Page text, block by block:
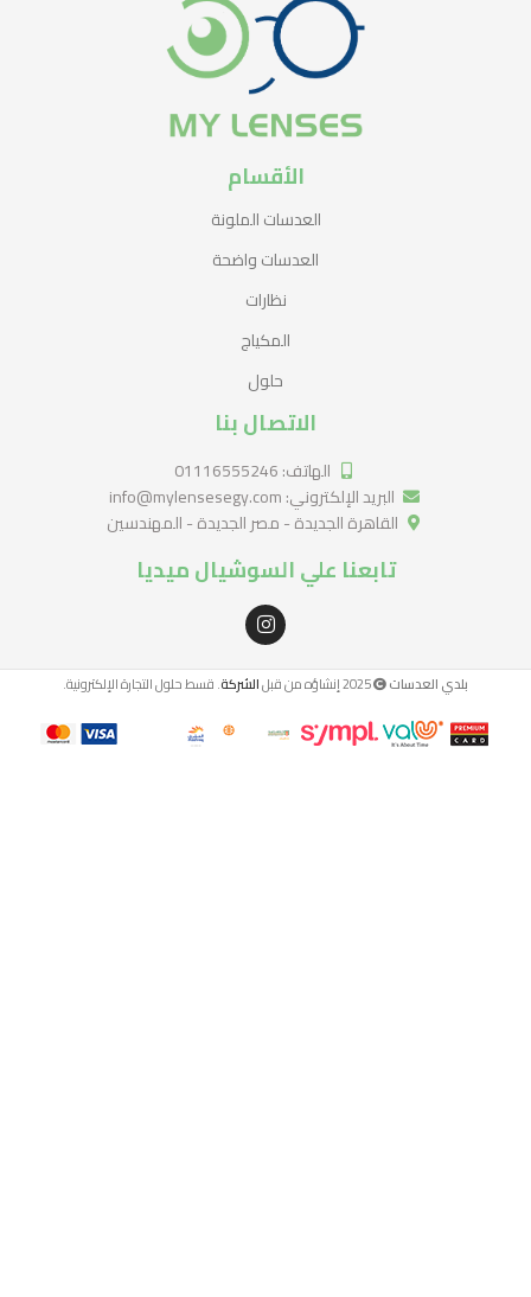
الأقسام
العدسات الملونة
العدسات واضحة
نظارات
المكياج
حلول
الاتصال بنا
الهاتف: 01116555246
البريد الإلكتروني: info@mylensesegy.com
القاهرة الجديدة - مصر الجديدة - المهندسين
تابعنا علي السوشيال ميديا
بلدي العدسات الشركة. قسط حلول التجارة الإلكترونية.